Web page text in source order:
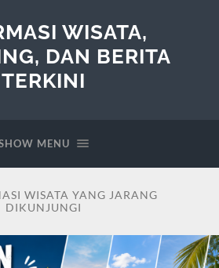
WISATA,
DAN BERITA
TERKINI
MENU
WISATA YANG JARANG
DIKUNJUNGI